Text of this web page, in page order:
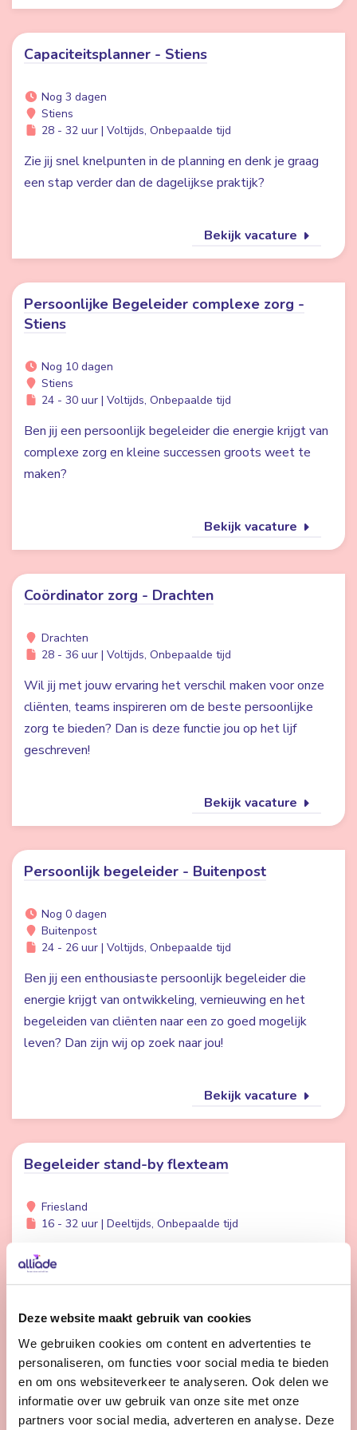
Deze website maakt gebruik van cookies
We gebruiken cookies om content en advertenties te
personaliseren, om functies voor social media te bieden
en om ons websiteverkeer te analyseren. Ook delen we
informatie over uw gebruik van onze site met onze
partners voor social media, adverteren en analyse. Deze
Capaciteitsplanner - Stiens
Nog 3 dagen
Stiens
28 - 32 uur | Voltijds, Onbepaalde tijd
Zie jij snel knelpunten in de planning en denk je graag
een stap verder dan de dagelijkse praktijk?
Bekijk vacature
Persoonlijke Begeleider complexe zorg -
Stiens
Nog 10 dagen
Stiens
24 - 30 uur | Voltijds, Onbepaalde tijd
Ben jij een persoonlijk begeleider die energie krijgt van
complexe zorg en kleine successen groots weet te
maken?
Bekijk vacature
Coördinator zorg - Drachten
Drachten
28 - 36 uur | Voltijds, Onbepaalde tijd
Wil jij met jouw ervaring het verschil maken voor onze
cliënten, teams inspireren om de beste persoonlijke
zorg te bieden? Dan is deze functie jou op het lijf
geschreven!
Bekijk vacature
Persoonlijk begeleider - Buitenpost
Nog 0 dagen
Buitenpost
24 - 26 uur | Voltijds, Onbepaalde tijd
Ben jij een enthousiaste persoonlijk begeleider die
energie krijgt van ontwikkeling, vernieuwing en het
begeleiden van cliënten naar een zo goed mogelijk
leven? Dan zijn wij op zoek naar jou!
Bekijk vacature
Begeleider stand-by flexteam
Friesland
16 - 32 uur | Deeltijds, Onbepaalde tijd
Wil jij meer afwisseling in je werk en meer tijd voor
persoonlijke aandacht voor cliënten? Dan is werken in
Bekijk vacature
Volgende